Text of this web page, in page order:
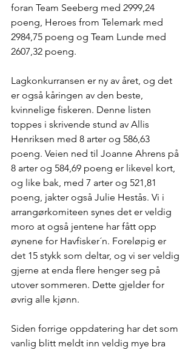
foran Team Seeberg med 2999,24
poeng, Heroes from Telemark med
2984,75 poeng og Team Lunde med
2607,32 poeng.
Lagkonkurransen er ny av året, og det
er også kåringen av den beste,
kvinnelige fiskeren. Denne listen
toppes i skrivende stund av Allis
Henriksen med 8 arter og 586,63
poeng. Veien ned til Joanne Ahrens på
8 arter og 584,69 poeng er likevel kort,
og like bak, med 7 arter og 521,81
poeng, jakter også Julie Hestås. Vi i
arrangørkomiteen synes det er veldig
moro at også jentene har fått opp
øynene for Havfisker´n. Foreløpig er
det 15 stykk som deltar, og vi ser veldig
gjerne at enda flere henger seg på
utover sommeren. Dette gjelder for
øvrig alle kjønn.
Siden forrige oppdatering har det som
vanlig blitt meldt inn veldig mye bra